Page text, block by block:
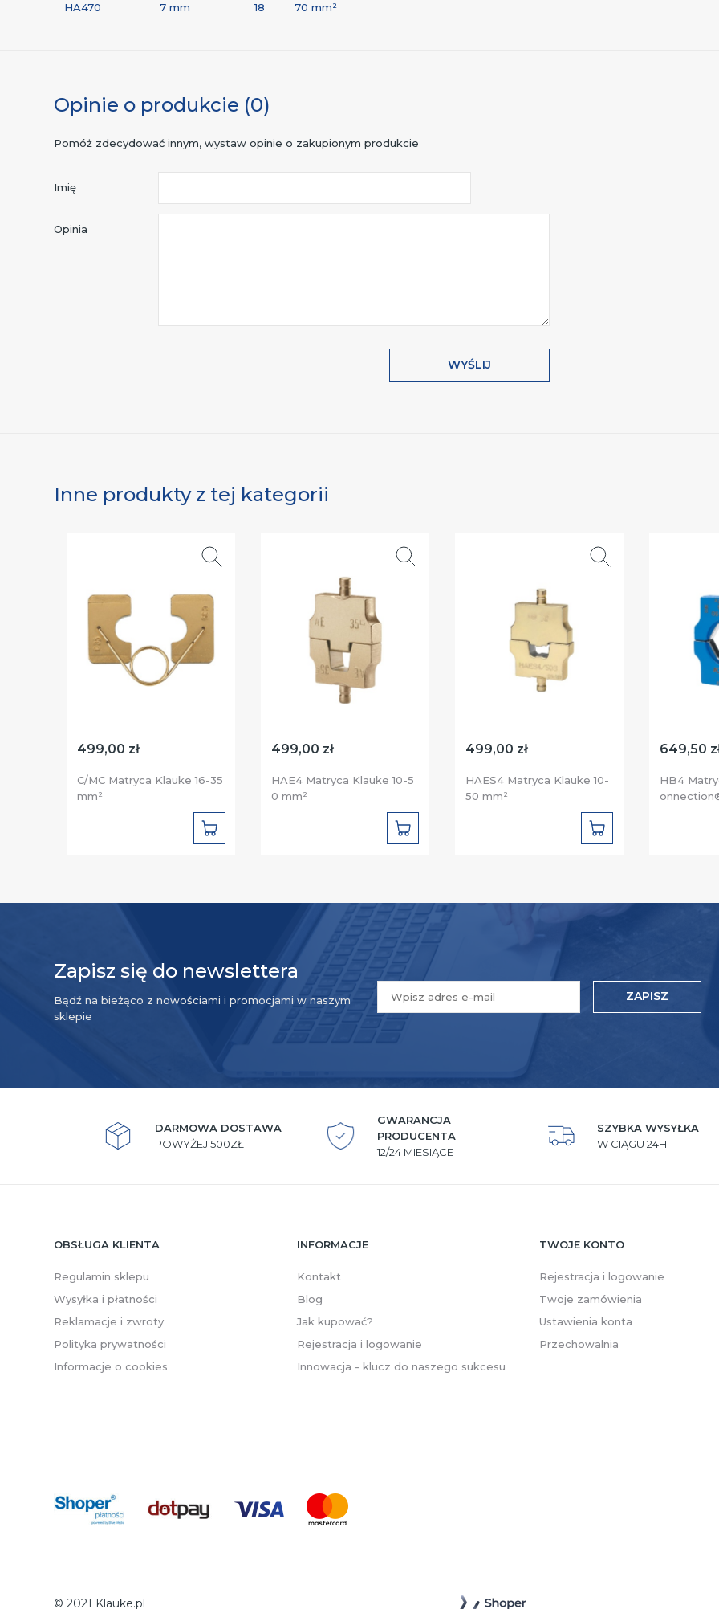
HA470 7 mm 18 70 mm²
Opinie o produkcie (0)
Pomóż zdecydować innym, wystaw opinie o zakupionym produkcie
Imię
Opinia
WYŚLIJ
Inne produkty z tej kategorii
499,00 zł
C/MC Matryca Klauke 16-35
mm²
DO
499,00 zł
HAE4 Matryca Klauke 10-5
0 mm²
DO
499,00 zł
HAES4 Matryca Klauke 10-
50 mm²
DO
649,50
HB4
Zapisz się do newslettera
Bądź na bieżąco z nowościami i promocjami w naszym
sklepie
ZAPISZ
DARMOWA DOSTAWA
POWYŻEJ 500ZŁ
GWARANCJA
PRODUCENTA
12/24 MIESIĄCE
SZYBKA WYSYŁKA
W CIĄGU 24H
OBSŁUGA KLIENTA
Regulamin sklepu
Wysyłka i płatności
Reklamacje i zwroty
Polityka prywatności
Informacje o cookies
INFORMACJE
Kontakt
Blog
Jak kupować?
Rejestracja i logowanie
Innowacja - klucz do naszego sukcesu
TWOJE KONTO
Rejestracja i logowanie
Twoje zamówienia
Ustawienia konta
Przechowalnia
© 2021 Klauke.pl